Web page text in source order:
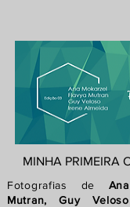
MINHA PRIMEIRA
Fotografias de
Mutran, Guy